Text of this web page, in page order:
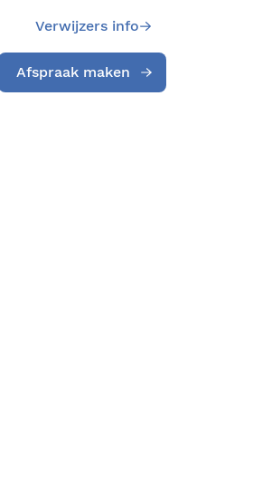
Verwijzers info
Afspraak maken